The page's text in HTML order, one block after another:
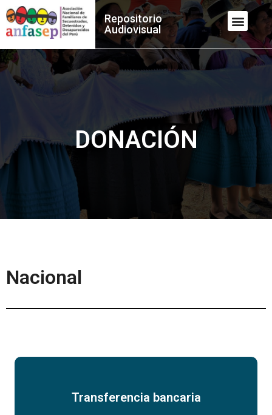
Repositorio
Audiovisual
DONACIÓN
Nacional
Transferencia bancaria